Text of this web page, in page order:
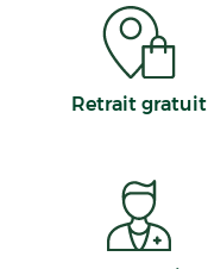
Retrait gratuit